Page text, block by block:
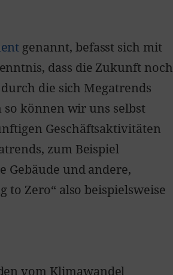
genannt, befasst sich mit
dass die Zukunft noch
die sich Megatrends
können wir uns selbst
Geschäftsaktivitäten
zum Beispiel
Gebäude und andere,
to Zero“ also beispielsweise
vom Klimawandel